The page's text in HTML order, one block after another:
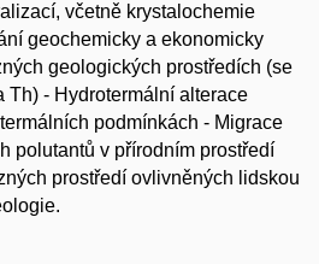
včetně krystalochemie
geochemicky a ekonomicky
geologických prostředích (se
Th) - Hydrotermální alterace
podmínkách - Migrace
polutantů v přírodním prostředí
prostředí ovlivněných lidskou